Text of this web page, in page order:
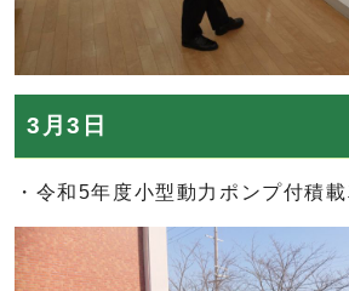
3月3日
・令和5年度小型動力ポンプ付積